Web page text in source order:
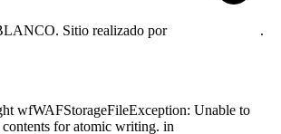
Sitio realizado por .
wfWAFStorageFileException: Unable to
for atomic writing. in